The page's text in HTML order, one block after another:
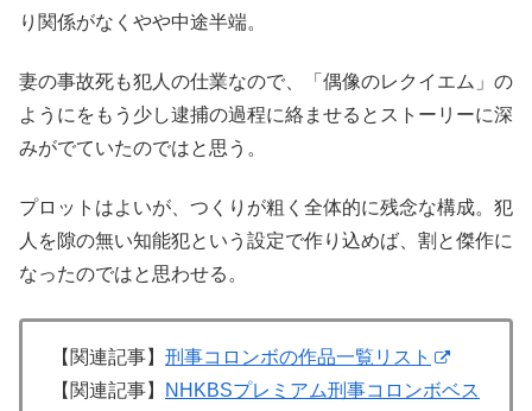
り関係がなくやや中途半端。
妻の事故死も犯人の仕業なので、「偶像のレクイエム」の
ようにをもう少し逮捕の過程に絡ませるとストーリーに深
みがでていたのではと思う。
プロットはよいが、つくりが粗く全体的に残念な構成。犯
人を隙の無い知能犯という設定で作り込めば、割と傑作に
なったのではと思わせる。
【関連記事】 刑事コロンボの作品一覧リスト
【関連記事】
NHKBSプレミアム刑事コロンボベス